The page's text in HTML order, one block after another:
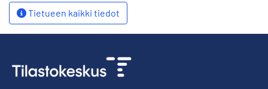
Tietueen kaikki tiedot